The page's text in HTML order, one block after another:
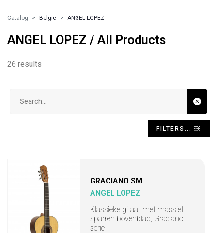
Catalog Belgie ANGEL LOPEZ
ANGEL LOPEZ / All Products
26 results
FILTERS...
GRACIANO SM
ANGEL LOPEZ
Klassieke gitaar met massief
sparren bovenblad, Graciano
serie